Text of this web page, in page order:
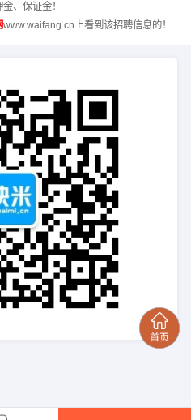
、保证金！
www.waifang.cn上看到该招聘信息的！